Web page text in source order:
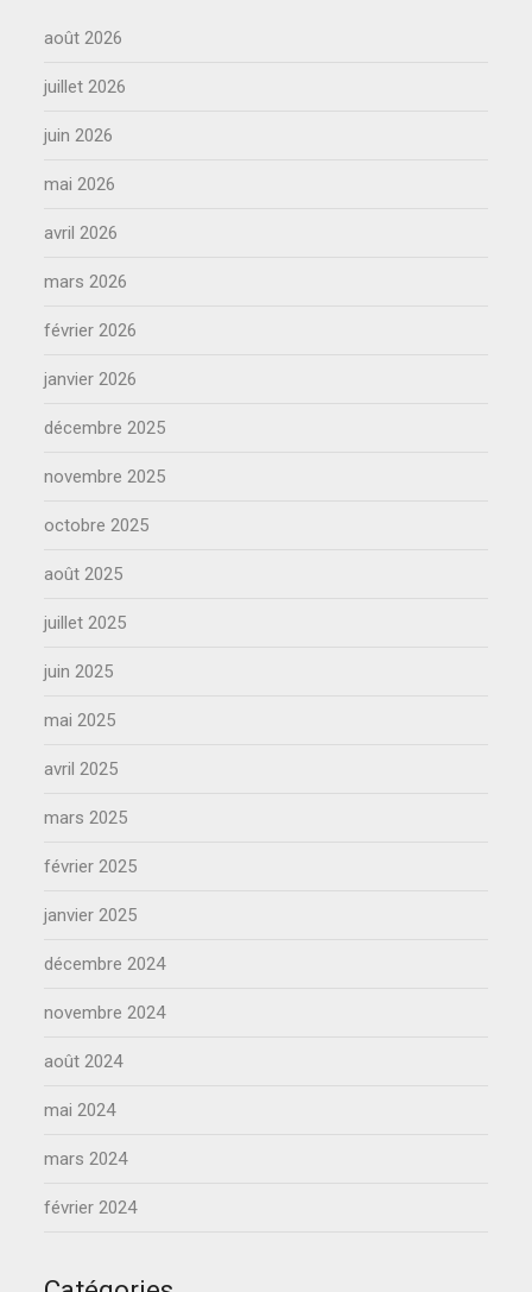
août 2026
juillet 2026
juin 2026
mai 2026
avril 2026
mars 2026
février 2026
janvier 2026
décembre 2025
novembre 2025
octobre 2025
août 2025
juillet 2025
juin 2025
mai 2025
avril 2025
mars 2025
février 2025
janvier 2025
décembre 2024
novembre 2024
août 2024
mai 2024
mars 2024
février 2024